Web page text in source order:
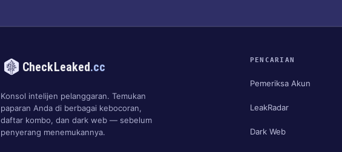
CheckLeaked.cc
Konsol intelijen pelanggaran. Temukan
paparan Anda di berbagai kebocoran,
daftar kombo, dan dark web — sebelum
penyerang menemukannya.
PENCARIAN
Pemeriksa Akun
LeakRadar
Dark Web